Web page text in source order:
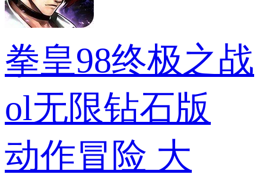
拳皇98终极之战
ol无限钻石版
动作冒险 大